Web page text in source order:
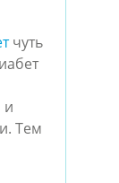
чуть
и
Тем